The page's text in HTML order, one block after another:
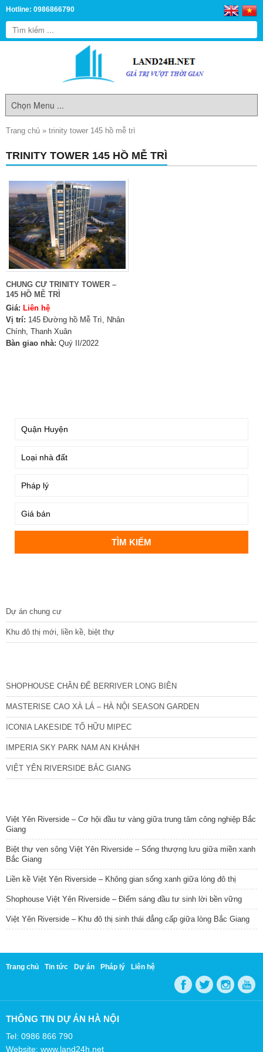
Hotline: 0986866790
Trang chủ » trinity tower 145 hồ mễ trì
TRINITY TOWER 145 HỒ MỄ TRÌ
CHUNG CƯ TRINITY TOWER –
145 HỒ MỄ TRÌ
Giá: Liên hệ
Vị trí: 145 Đường hồ Mễ Trì, Nhân
Chính, Thanh Xuân
Bàn giao nhà: Quý II/2022
Dự án chung cư
Khu đô thị mới, liền kề, biệt thự
SHOPHOUSE CHÂN ĐẾ BERRIVER LONG BIÊN
MASTERISE CAO XÀ LÁ – HÀ NỘI SEASON GARDEN
ICONIA LAKESIDE TỐ HỮU MIPEC
IMPERIA SKY PARK NAM AN KHÁNH
VIỆT YÊN RIVERSIDE BẮC GIANG
Việt Yên Riverside – Cơ hội đầu tư vàng giữa trung tâm công nghiệp Bắc
Giang
Biệt thự ven sông Việt Yên Riverside – Sống thượng lưu giữa miền xanh
Bắc Giang
Liền kề Việt Yên Riverside – Không gian sống xanh giữa lòng đô thị
Shophouse Việt Yên Riverside – Điểm sáng đầu tư sinh lời bền vững
Việt Yên Riverside – Khu đô thị sinh thái đẳng cấp giữa lòng Bắc Giang
Trang chủ Tin tức Dự án Pháp lý Liên hệ
THÔNG TIN DỰ ÁN HÀ NỘI
Tel: 0986 866 790
Website: www.land24h.net